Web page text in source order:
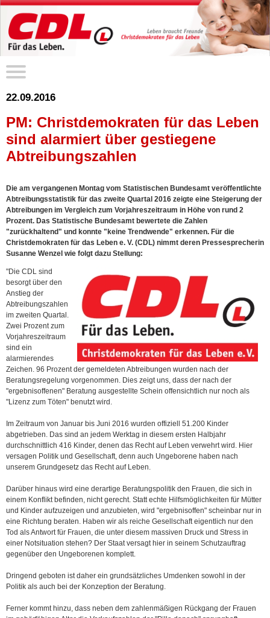
22.09.2016
PM: Christdemokraten für das Leben
sind alarmiert über gestiegene
Abtreibungszahlen
Die am vergangenen Montag vom Statistischen Bundesamt veröffentlichte
Abtreibungsstatistik für das zweite Quartal 2016 zeigte eine Steigerung der
Abtreibungen im Vergleich zum Vorjahreszeitraum in Höhe von rund 2
Prozent. Das Statistische Bundesamt bewertete die Zahlen
"zurückhaltend" und konnte "keine Trendwende" erkennen. Für die
Christdemokraten für das Leben e. V. (CDL) nimmt deren Pressesprecherin
Susanne Wenzel wie folgt dazu Stellung:
"Die CDL sind
besorgt über den
Anstieg der
Abtreibungszahlen
im zweiten Quartal.
Zwei Prozent zum
Vorjahreszeitraum
sind ein
alarmierendes
Zeichen. 96 Prozent der gemeldeten Abtreibungen wurden nach der
Beratungsregelung vorgenommen. Dies zeigt uns, dass der nach der
"ergebnisoffenen" Beratung ausgestellte Schein offensichtlich nur noch als
"Lizenz zum Töten" benutzt wird.
Im Zeitraum von Januar bis Juni 2016 wurden offiziell 51.200 Kinder
abgetrieben. Das sind an jedem Werktag in diesem ersten Halbjahr
durchschnittlich 416 Kinder, denen das Recht auf Leben verwehrt wird. Hier
versagen Politik und Gesellschaft, denn auch Ungeborene haben nach
unserem Grundgesetz das Recht auf Leben.
Darüber hinaus wird eine derartige Beratungspolitik den Frauen, die sich in
einem Konflikt befinden, nicht gerecht. Statt echte Hilfsmöglichkeiten für Mütter
und Kinder aufzuzeigen und anzubieten, wird "ergebnisoffen" scheinbar nur in
eine Richtung beraten. Haben wir als reiche Gesellschaft eigentlich nur den
Tod als Antwort für Frauen, die unter diesem massiven Druck und Stress in
einer Notsituation stehen? Der Staat versagt hier in seinem Schutzauftrag
gegenüber den Ungeborenen komplett.
Dringend geboten ist daher ein grundsätzliches Umdenken sowohl in der
Politik als auch bei der Konzeption der Beratung.
Ferner kommt hinzu, dass neben dem zahlenmäßigen Rückgang der Frauen